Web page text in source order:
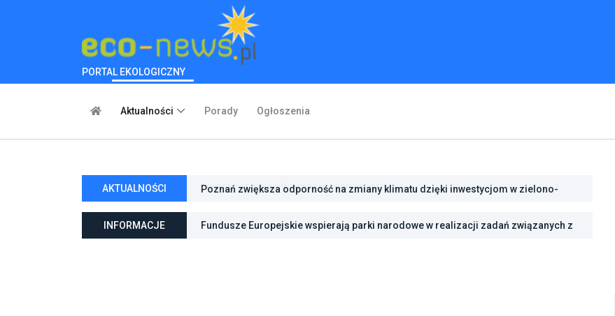
PORTAL EKOLOGICZNY
Aktualności Porady Ogłoszenia
AKTUALNOŚCI Poznań zwiększa odporność na zmiany klimatu dzięki inwestycjom w zielono-
INFORMACJE
Fundusze Europejskie wspierają parki narodowe w realizacji zadań związanych z